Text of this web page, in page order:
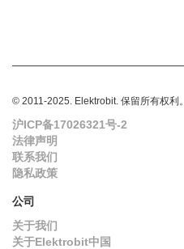
© 2011-2025. Elektrobit. 保留所有权利。
沪ICP备17026321号-2
法律声明
联系我们
隐私政策
公司
关于我们
关于Elektrobit中国